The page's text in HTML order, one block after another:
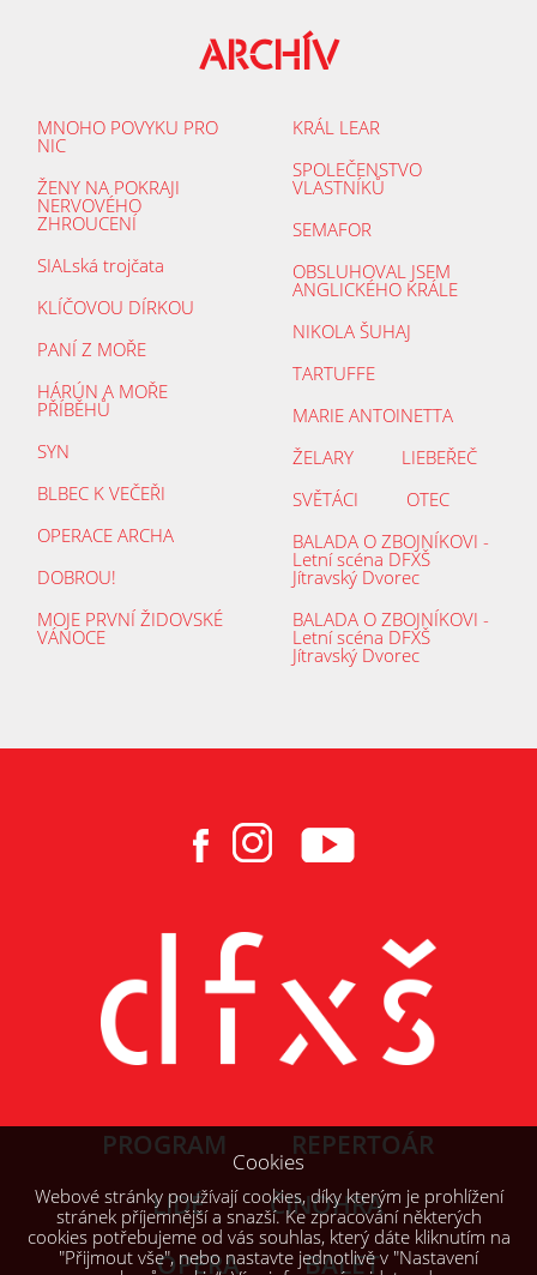
ARCHÍV
MNOHO POVYKU PRO
NIC
ŽENY NA POKRAJI
NERVOVÉHO
ZHROUCENÍ
SIALská trojčata
KLÍČOVOU DÍRKOU
PANÍ Z MOŘE
HÁRÚN A MOŘE
PŘÍBĚHŮ
SYN
BLBEC K VEČEŘI
OPERACE ARCHA
DOBROU!
MOJE PRVNÍ ŽIDOVSKÉ
VÁNOCE
KRÁL LEAR
SPOLEČENSTVO
VLASTNÍKŮ
SEMAFOR
OBSLUHOVAL JSEM
ANGLICKÉHO KRÁLE
NIKOLA ŠUHAJ
TARTUFFE
MARIE ANTOINETTA
ŽELARY
LIEBEŘEČ
SVĚTÁCI
OTEC
BALADA O ZBOJNÍKOVI -
Letní scéna DFXŠ
Jítravský Dvorec
BALADA O ZBOJNÍKOVI -
Letní scéna DFXŠ
Jítravský Dvorec
PROGRAM
REPERTOÁR
LIDÉ
ČINOHRA
OPERA
BALET
Cookies
Webové stránky používají cookies, díky kterým je prohlížení
stránek příjemnější a snazší. Ke zpracování některých
cookies potřebujeme od vás souhlas, který dáte kliknutím na
"Přijmout vše", nebo nastavte jednotlivě v "Nastavení